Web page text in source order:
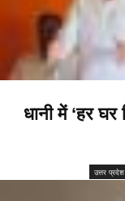
धानी में ‘हर घर
उत्तर